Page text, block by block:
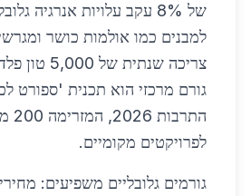
של 8% עקב עלויות אנרגיה
למבנים כמו אולמות כושר
צריכה שנתית
גורם מרכזי הוא תכנית 'ספורט
לפרויקטים מקומיים.
גורמים גלובליים משפיעים: